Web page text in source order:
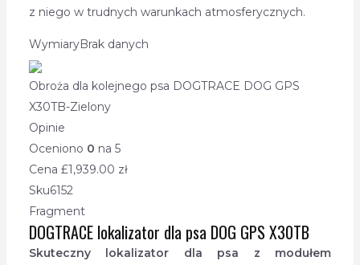
z niego w trudnych warunkach atmosferycznych.
WymiaryBrak danych
Obroża dla kolejnego psa DOGTRACE DOG GPS
X30TB-Zielony
Opinie
Oceniono 0 na 5
Cena £1,939.00 zł
Sku6152
Fragment
DOGTRACE lokalizator dla psa DOG GPS X30TB
Skuteczny lokalizator dla psa z modułem